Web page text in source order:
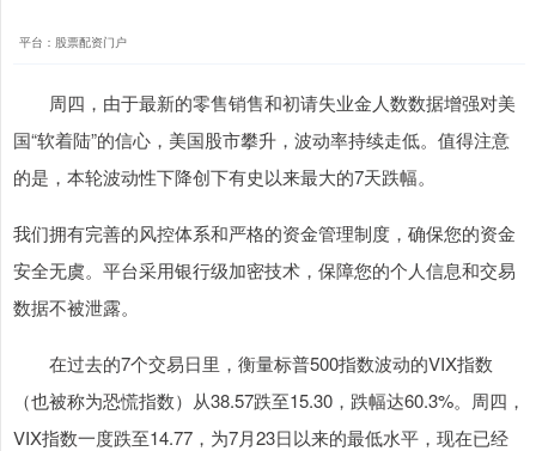
平台：股票配资门户
周四，由于最新的零售销售和初请失业金人数数据增强对美
国“软着陆”的信心，美国股市攀升，波动率持续走低。值得注意
的是，本轮波动性下降创下有史以来最大的7天跌幅。
我们拥有完善的风控体系和严格的资金管理制度，确保您的资金
安全无虞。平台采用银行级加密技术，保障您的个人信息和交易
数据不被泄露。
在过去的7个交易日里，衡量标普500指数波动的VIX指数‌
（‌也被称为恐慌指数）从38.57跌至15.30，跌幅达60.3%。周四，
VIX指数一度跌至14.77，为7月23日以来的最低水平，现在已经